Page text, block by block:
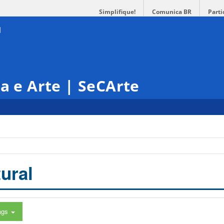
Simplifique! Comunica BR
e Arte | SeCArte